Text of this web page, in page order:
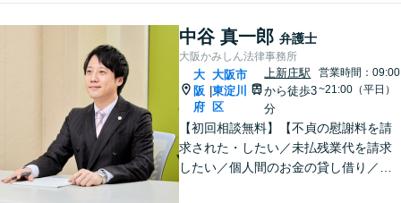
中谷 真一郎 弁護士
大阪かみしん法律事務所
大
阪
府
|
大阪市
東淀川
区
上新庄駅
から徒歩3
分
営業時間：09:00
~21:00（平日）
【初回相談無料】【不貞の慰謝料を請
求された・したい／未払残業代を請求
したい／個人間のお金の貸し借り／交